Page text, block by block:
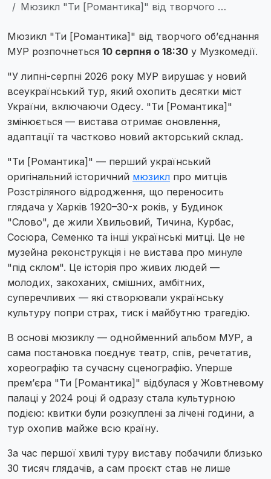
Мюзикл "Ти [Романтика]" від творчого …
Мюзикл "Ти [Романтика]" від творчого об’єднання
МУР розпочнеться 10 серпня о 18:30 у Музкомедії.
"У липні-серпні 2026 року МУР вирушає у новий
всеукраїнський тур, який охопить десятки міст
України, включаючи Одесу. "Ти [Романтика]"
змінюється — вистава отримає оновлення,
адаптації та частково новий акторський склад.
"Ти [Романтика]" — перший український
оригінальний історичний мюзикл про митців
Розстріляного відродження, що переносить
глядача у Харків 1920–30-х років, у Будинок
"Слово", де жили Хвильовий, Тичина, Курбас,
Сосюра, Семенко та інші українські митці. Це не
музейна реконструкція і не вистава про минуле
"під склом". Це історія про живих людей —
молодих, закоханих, смішних, амбітних,
суперечливих — які створювали українську
культуру попри страх, тиск і майбутню трагедію.
В основі мюзиклу — однойменний альбом МУР, а
сама постановка поєднує театр, спів, речетатив,
хореографію та сучасну сценографію. Уперше
прем’єра "Ти [Романтика]" відбулася у Жовтневому
палаці у 2024 році й одразу стала культурною
подією: квитки були розкуплені за лічені години, а
тур охопив майже всю країну.
За час першої хвилі туру виставу побачили близько
30 тисяч глядачів, а сам проєкт став не лише